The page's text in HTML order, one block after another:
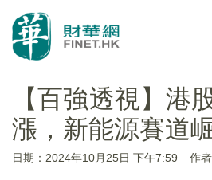
【百強透視】港
漲，新能源賽道
日期：2024年10月25日 下午7:59 作